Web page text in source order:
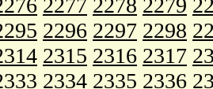
2277 2278 2279
2296 2297 2298
2315 2316 2317
2334 2335 2336